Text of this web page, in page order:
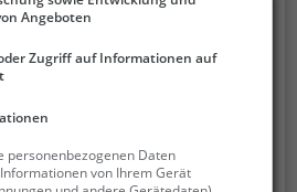
passende Gericht und ist ein
Genießer.
Angeboten
Zugriff auf Informationen auf
personenbezogenen Daten
von Ihrem Gerät